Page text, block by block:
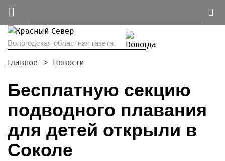
Вологодская областная газета.
Главное Новости
Бесплатную секцию
подводного плавания
для детей открыли в
Соколе